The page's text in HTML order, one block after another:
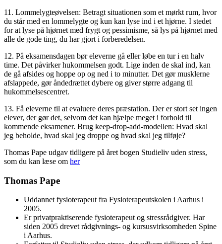
11. Lommelygteøvelsen: Betragt situationen som et mørkt rum, hvor
du står med en lommelygte og kun kan lyse ind i et hjørne. I stedet
for at lyse på hjørnet med frygt og pessimisme, så lys på hjørnet med
alle de gode ting, du har gjort i forberedelsen.
12. På eksamensdagen bør eleverne gå eller løbe en tur i en halv
time. Det påvirker hukommelsen godt. Lige inden de skal ind, kan
de gå afsides og hoppe op og ned i to minutter. Det gør musklerne
afslappede, gør åndedrættet dybere og giver større adgang til
hukommelsescentret.
13. Få eleverne til at evaluere deres præstation. Der er stort set ingen
elever, der gør det, selvom det kan hjælpe meget i forhold til
kommende eksamener. Brug keep-drop-add-modellen: Hvad skal
jeg beholde, hvad skal jeg droppe og hvad skal jeg tilføje?
Thomas Pape udgav tidligere på året bogen Studieliv uden stress,
som du kan læse om her
Thomas Pape
Uddannet fysioterapeut fra Fysioterapeutskolen i Aarhus i
2005.
Er privatpraktiserende fysioterapeut og stressrådgiver. Har
siden 2005 drevet rådgivnings- og kursusvirksomheden Spine
i Aarhus.